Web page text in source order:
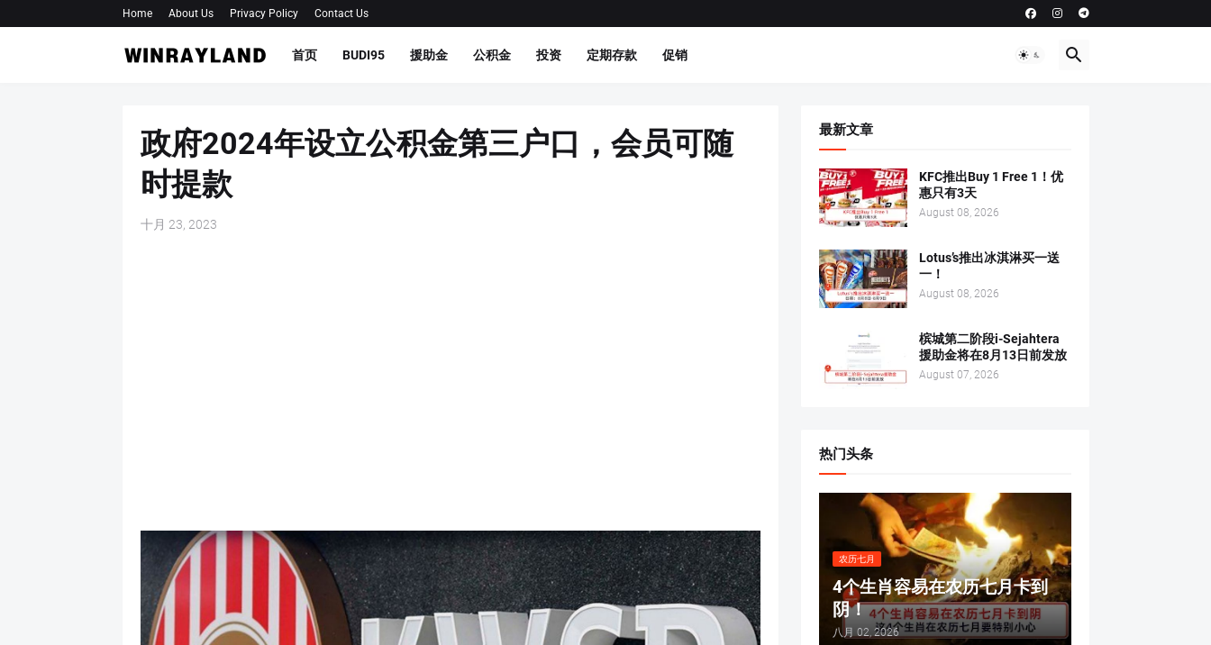
Home About Us Privacy Policy Contact Us
首页 BUDI95 援助金 公积金 投资 定期存款 促销
政府2024年设立公积金第三户口，会员可随
时提款
十月 23, 2023
最新文章
KFC推出Buy 1 Free 1！优
惠只有3天
August 08, 2026
Lotus’s推出冰淇淋买一送
一！
August 08, 2026
槟城第二阶段i-Sejahtera
援助金将在8月13日前发放
August 07, 2026
热门头条
农历七月
4个生肖容易在农历七月卡到
阴！
八月 02, 2026